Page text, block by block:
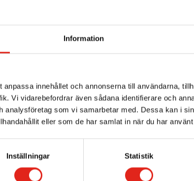
Information
innehållet och annonserna till användarna,
Vi vidarebefordrar även sådana identifierare och
analysföretag som vi samarbetar med. Dessa kan i
eller som de har samlat in när du har
Inställningar Statistik
31 kg
48 V
3-6km/tim
130 kg
4000 m 2